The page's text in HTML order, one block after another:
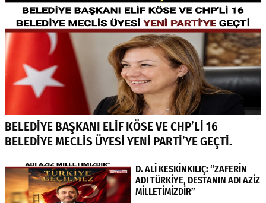
BELEDİYE BAŞKANI ELİF KÖSE VE CHP’Lİ 16
BELEDİYE MECLİS ÜYESİ YENİ PARTİ’YE GEÇTİ.
D. ALİ KESKİNKILIÇ: “ZAFERİN
ADI TÜRKİYE, DESTANIN ADI AZİZ
MİLLETİMİZDİR”